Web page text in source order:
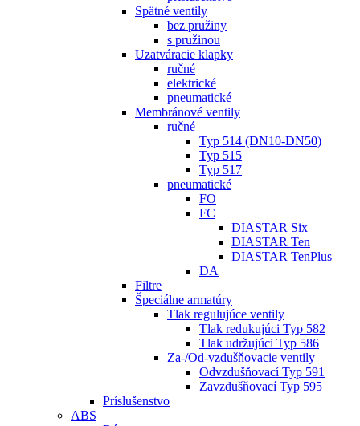
Spätné ventily
bez pružiny
s pružinou
Uzatváracie klapky
ručné
elektrické
pneumatické
Membránové ventily
ručné
Typ 514 (DN10-DN50)
Typ 515
Typ 517
pneumatické
FO
FC
DIASTAR Six
DIASTAR Ten
DIASTAR TenPlus
DA
Filtre
Špeciálne armatúry
Tlak regulujúce ventily
Tlak redukujúci Typ 582
Tlak udržujúci Typ 586
Za-/Od-vzdušňovacie ventily
Odvzdušňovací Typ 591
Zavzdušňovací Typ 595
Príslušenstvo
ABS